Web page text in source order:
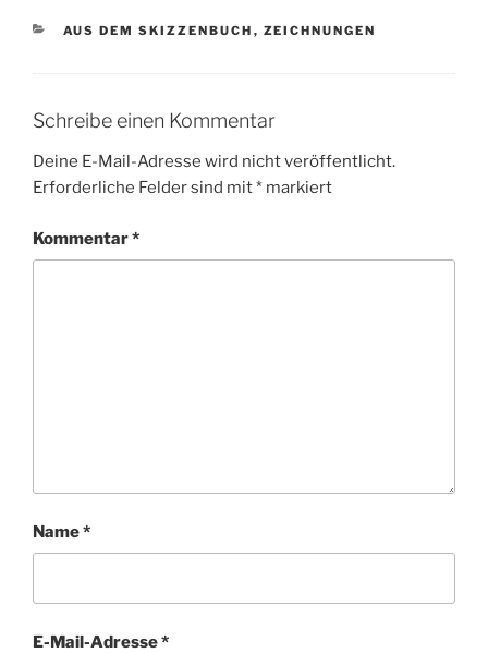
KATEGORIEN
AUS DEM SKIZZENBUCH , ZEICHNUNGEN
Schreibe einen Kommentar
Deine E-Mail-Adresse wird nicht veröffentlicht.
Erforderliche Felder sind mit* markiert
Kommentar*
Name*
E-Mail-Adresse*